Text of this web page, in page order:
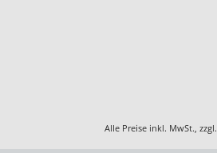
Alle Preise inkl. MwSt., zzgl.